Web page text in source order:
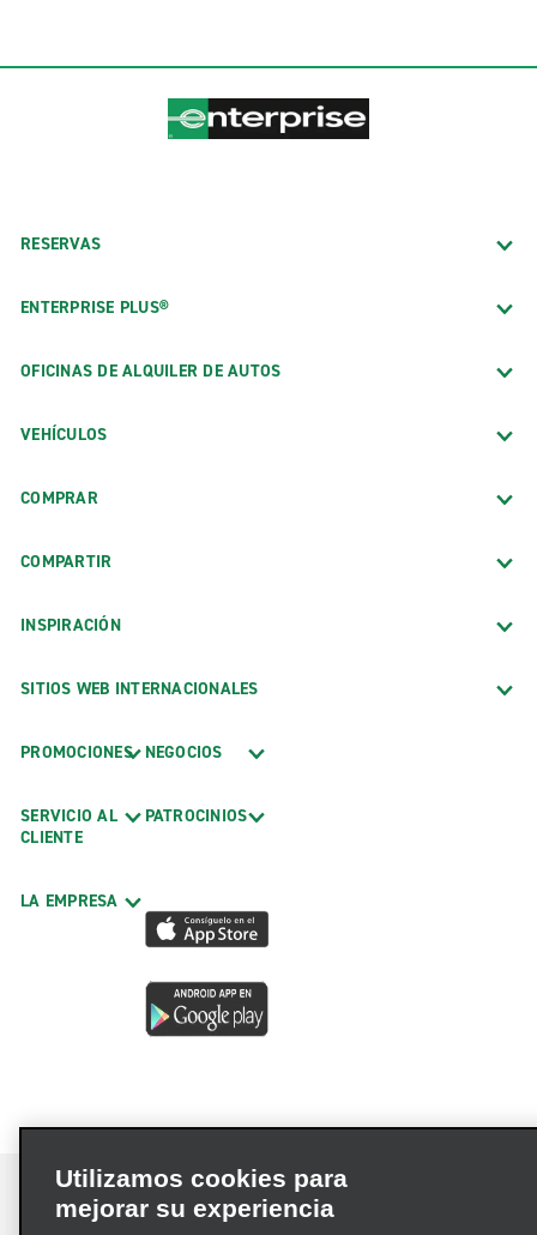
RESERVAS
ENTERPRISE PLUS®
OFICINAS DE ALQUILER DE AUTOS
VEHÍCULOS
COMPRAR
COMPARTIR
INSPIRACIÓN
SITIOS WEB INTERNACIONALES
PROMOCIONES
SERVICIO AL
CLIENTE
LA EMPRESA
NEGOCIOS
PATROCINIOS
Utilizamos cookies para
mejorar su experiencia